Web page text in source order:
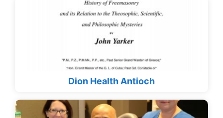
Dion Health Antioch